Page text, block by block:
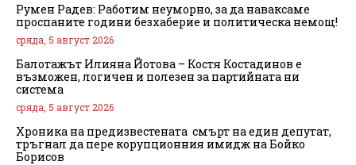
Румен Радев: Работим неуморно, за да наваксаме
проспаните години безхаберие и политическа немощ!
сряда, 5 август 2026
Балотажът Илияна Йотова – Костя Костадинов е
възможен, логичен и полезен за партийната ни
система
сряда, 5 август 2026
Хроника на предизвестената смърт на един депутат,
тръгнал да пере корупционния имидж на Бойко
Борисов